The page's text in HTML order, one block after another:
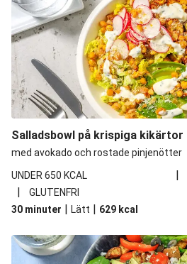
Salladsbowl på krispiga kikärtor
med avokado och rostade pinjenötter
UNDER 650 KCAL
|
|
GLUTENFRI
30 minuter | Lätt | 629 kcal